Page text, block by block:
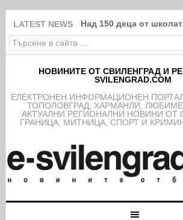
LATEST NEWS Над 150 деца от
НОВИНИТЕ ОТ СВИЛЕНГРАД И
SVILENGRAD.COM
EЛЕКТРОНЕН ИНФОРМАЦИОНЕН
ТОПОЛОВГРАД, ХАРМАНЛИ,
АКТУАЛНИ РЕГИОНАЛНИ НОВИНИ ОТ
ГРАНИЦА, МИТНИЦА, СПОРТ И